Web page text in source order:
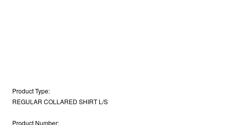
Product Type:
REGULAR COLLARED SHIRT L/S
Product Number: